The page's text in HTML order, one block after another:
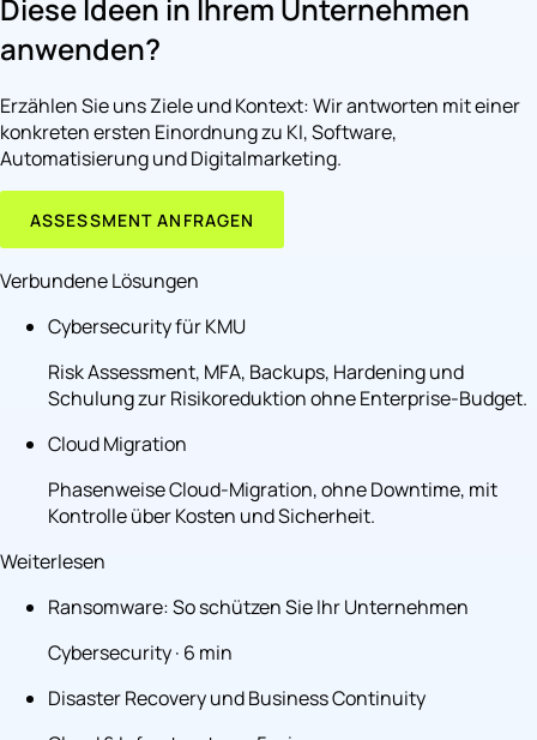
Diese Ideen in Ihrem Unternehmen
anwenden?
Erzählen Sie uns Ziele und Kontext: Wir antworten mit einer
konkreten ersten Einordnung zu KI, Software,
Automatisierung und Digitalmarketing.
ASSESSMENT ANFRAGEN
Verbundene Lösungen
Cybersecurity für KMU
Risk Assessment, MFA, Backups, Hardening und
Schulung zur Risikoreduktion ohne Enterprise-Budget.
Cloud Migration
Phasenweise Cloud-Migration, ohne Downtime, mit
Kontrolle über Kosten und Sicherheit.
Weiterlesen
Ransomware: So schützen Sie Ihr Unternehmen
Cybersecurity · 6 min
Disaster Recovery und Business Continuity